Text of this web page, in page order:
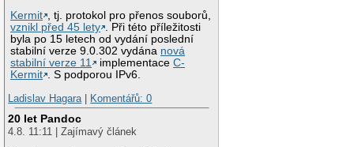
Kermit , tj. protokol pro přenos souborů,
vznikl před 45 lety . Při této příležitosti
byla po 15 letech od vydání poslední
stabilní verze 9.0.302 vydána nová
stabilní verze 11
implementaceC-
Kermit . S podporou IPv6.
Ladislav Hagara | Komentářů: 0
20 let Pandoc
4.8. 11:11 | Zajímavý článek